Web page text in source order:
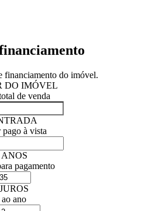
financiamento do imóvel.
DO IMÓVEL
de venda
pago à vista
ANOS
pagamento
JUROS
ao ano